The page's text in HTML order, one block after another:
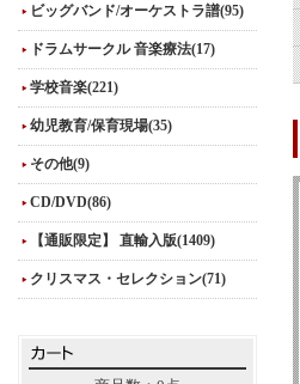
ビッグバンド/オーケストラ譜(95)
ドラムサークル 音楽療法(17)
学校音楽(221)
幼児教育/保育現場(35)
その他(9)
CD/DVD(86)
【通販限定】 直輸入版(1409)
クリスマス・セレクション(71)